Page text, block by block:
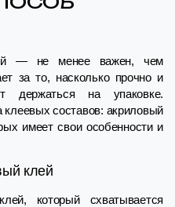
— не менее важен, чем
за то, насколько прочно и
держаться на упаковке.
составов: акриловый
имеет свои особенности и
клей
который схватывается